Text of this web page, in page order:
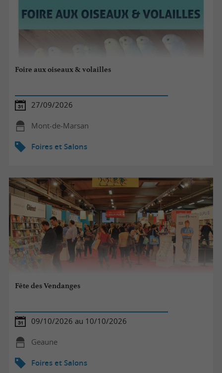
Foire aux oiseaux & volailles
27/09/2026
Mont-de-Marsan
Foires et Salons
Fête des Vendanges
09/10/2026 au 10/10/2026
Geaune
Foires et Salons